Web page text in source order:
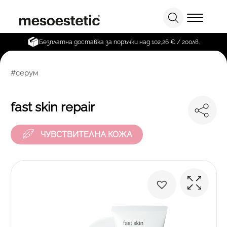
Безплатна доставка за поръчки над 102,26 € / 200лв.
#серум
fast skin repair
ЧУВСТВИТЕЛНА КОЖА